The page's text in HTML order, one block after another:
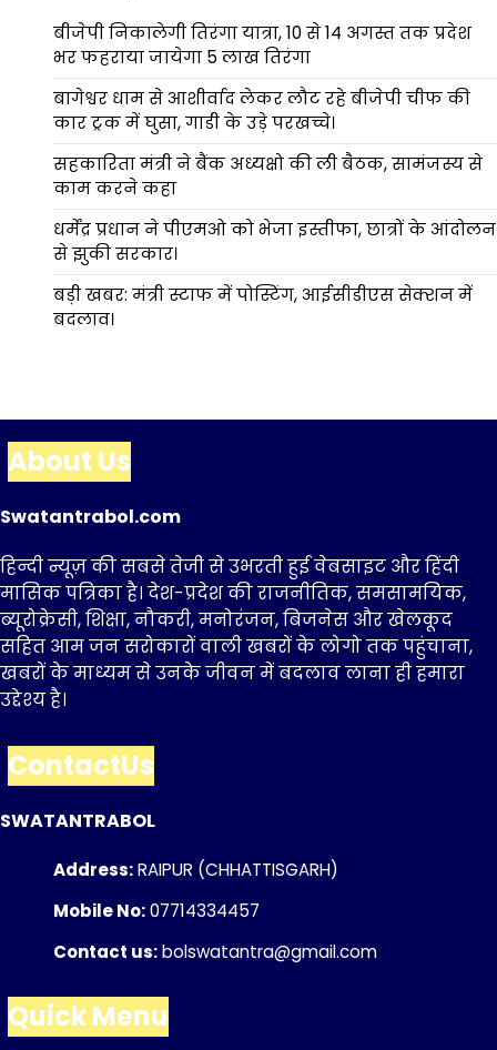
बीजेपी निकालेगी तिरंगा यात्रा, 10 से 14 अगस्त तक प्रदेश
भर फहराया जायेगा 5 लाख तिरंगा
बागेश्वर धाम से आशीर्वाद लेकर लौट रहे बीजेपी चीफ की
कार ट्रक में घुसा, गाडी के उड़े परखच्चे।
सहकारिता मंत्री ने बैंक अध्यक्षो की ली बैठक, सामंजस्य से
काम करने कहा
धर्मेंद्र प्रधान ने पीएमओ को भेजा इस्तीफा, छात्रों के आंदोलन
से झुकी सरकार।
बड़ी खबर: मंत्री स्टाफ में पोस्टिंग, आईसीडीएस सेक्शन में
बदलाव।
About Us
Swatantrabol.com
हिन्दी न्यूज़ की सबसे तेजी से उभरती हुई वेबसाइट और हिंदी
मासिक पत्रिका है। देश-प्रदेश की राजनीतिक, समसामयिक,
ब्यूरोक्रेसी, शिक्षा, नौकरी, मनोरंजन, बिजनेस और खेलकूद
सहित आम जन सरोकारों वाली खबरों के लोगो तक पहुंचाना,
खबरों के माध्यम से उनके जीवन में बदलाव लाना ही हमारा
उद्देश्य है।
ContactUs
SWATANTRABOL
Address:RAIPUR (CHHATTISGARH)
Mobile No:07714334457
Contact us:bolswatantra@gmail.com
Quick Menu